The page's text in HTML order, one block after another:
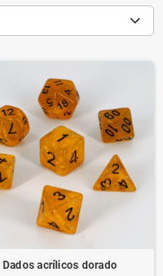
Dados acrílicos dorado